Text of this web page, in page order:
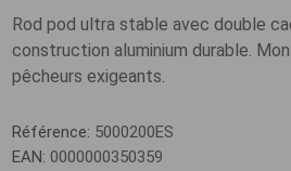
Rod pod ultra stable avec double
construction aluminium durable.
pêcheurs exigeants.
Référence: 5000200ES
EAN: 0000000350359